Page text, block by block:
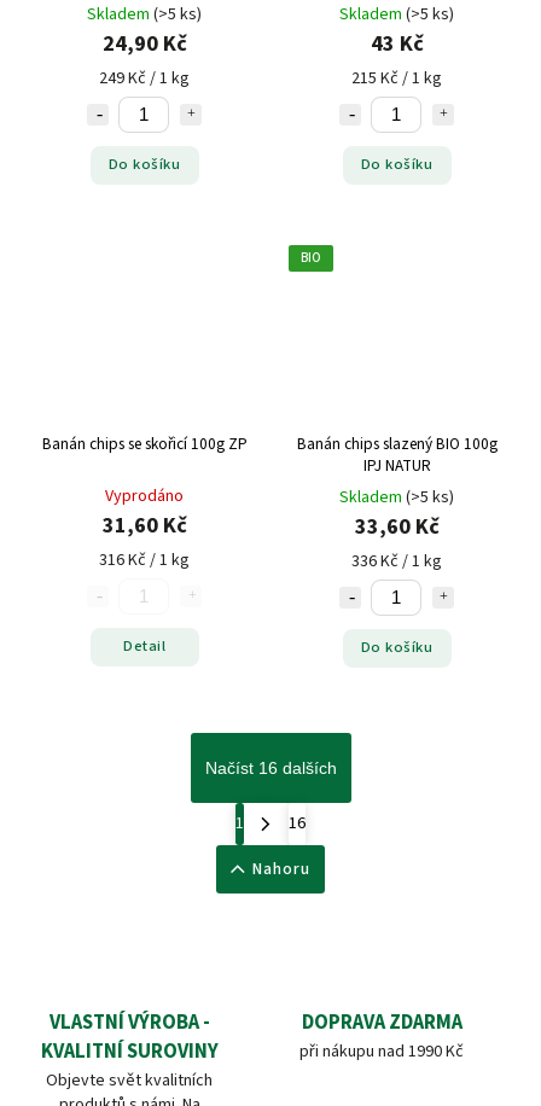
Skladem (>5 ks)
24,90 Kč
249 Kč / 1 kg
Do košíku
Skladem (>5 ks)
43 Kč
215 Kč / 1 kg
Do košíku
Banán chips se skořicí 100g ZP
Vyprodáno
31,60 Kč
316 Kč / 1 kg
Detail
BIO
Banán chips slazený BIO 100g
IPJ NATUR
Skladem (>5 ks)
33,60 Kč
336 Kč / 1 kg
Do košíku
Načíst 16 dalších
1
16
Nahoru
VLASTNÍ VÝROBA -
KVALITNÍ SUROVINY
Objevte svět kvalitních
DOPRAVA ZDARMA
při nákupu nad 1990 Kč